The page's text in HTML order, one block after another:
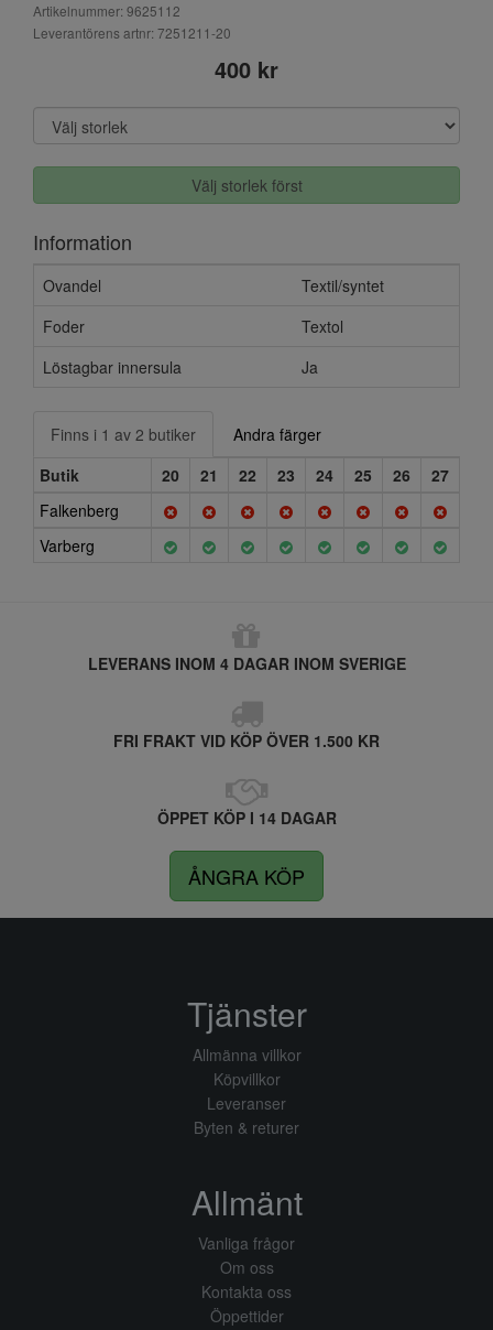
Artikelnummer: 9625112
Leverantörens artnr: 7251211-20
400 kr
Välj storlek först
Information
Ovandel
Textil/syntet
Foder
Textol
Löstagbar innersula
Ja
Finns i 1 av 2 butiker
Andra färger
Butik
20 21 22 23 24 25 26
27
Falkenberg
Varberg
LEVERANS INOM 4 DAGAR INOM SVERIGE
FRI FRAKT VID KÖP ÖVER 1.500 KR
ÖPPET KÖP I 14 DAGAR
ÅNGRA KÖP
Tjänster
Allmänna villkor
Köpvillkor
Leveranser
Byten & returer
Allmänt
Vanliga frågor
Om oss
Kontakta oss
Öppettider